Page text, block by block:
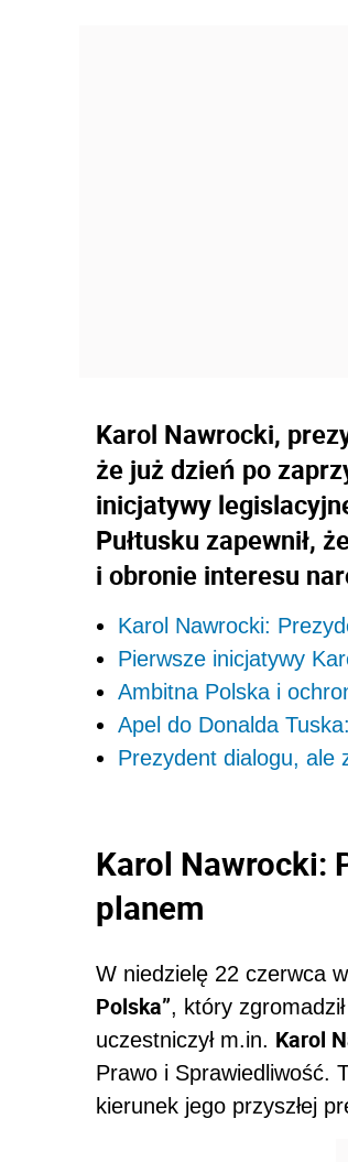
Karol Nawrocki,
że już dzień po
inicjatywy
Pułtusku zapewnił,
i obronie interesu
Karol Nawrocki:
Pierwsze inicjatywy
Ambitna Polska i
Apel do Donalda
Prezydent dialogu, ale
Karol Nawrocki:
planem
W niedzielę 22 czerwca
Polska”, który
uczestniczył m.in. Karol
Prawo i Sprawiedliwość.
kierunek jego przyszłej